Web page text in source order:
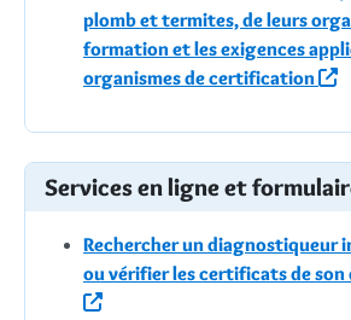
plomb et termites, de leurs
formation et les exigences
organismes de certification
Services en ligne et
Rechercher un diagnostiqueur
ou vérifier les certificats de